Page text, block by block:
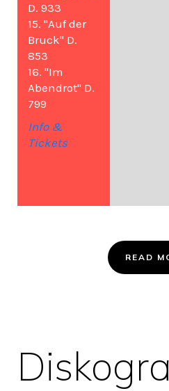
D. 933
15. "Auf der
Bruck" D.
853
16. "Im
Abendrot" D.
799
Info &
Tickets
READ